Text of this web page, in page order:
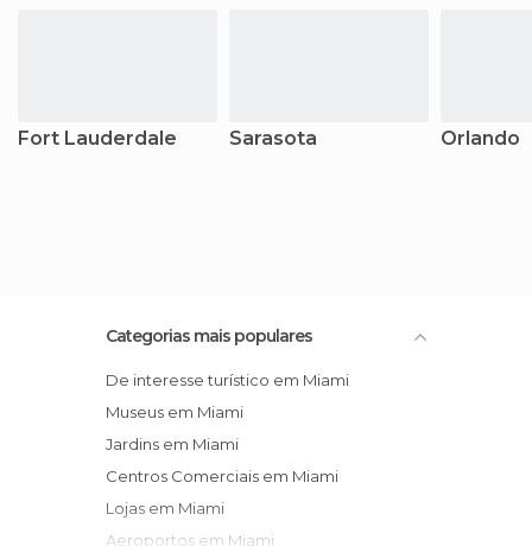
Fort Lauderdale Sarasota Orlando
Categorias mais populares
De interesse turístico em Miami
Museus em Miami
Jardins em Miami
Centros Comerciais em Miami
Lojas em Miami
Aeroportos em Miami